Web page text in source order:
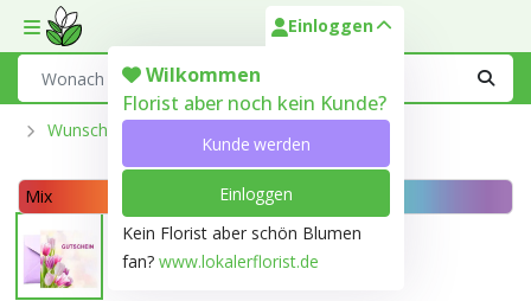
Toggle mobile menu
Einloggen
Wilkommen
Florist aber noch kein Kunde?
Kunde werden
Einloggen
Kein Florist aber schön Blumen
fan? www.lokalerflorist.de
Wunschkarte Und Labels
Mix